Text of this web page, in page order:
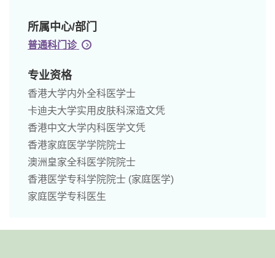
所属中心/部门
普通科门诊
专业资格
香港大学内外全科医学士
卡迪夫大学实用皮肤科深造文凭
香港中文大学内科医学文凭
香港家庭医学学院院士
澳洲皇家全科医学院院士
香港医学专科学院院士 (家庭医学)
家庭医学专科医生